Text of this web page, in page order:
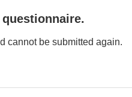
cannot be submitted again.